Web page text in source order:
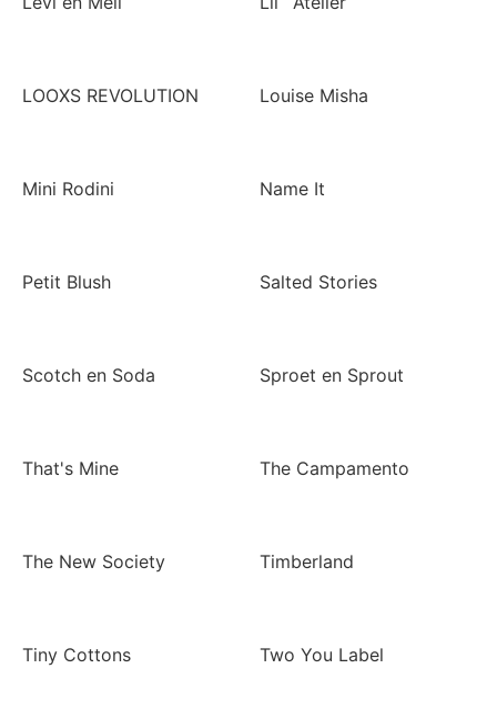
LOOXS REVOLUTION Louise Misha
Mini Rodini Name It
Petit Blush Salted Stories
Scotch en Soda Sproet en Sprout
That's Mine The Campamento
The New Society Timberland
Tiny Cottons Two You Label